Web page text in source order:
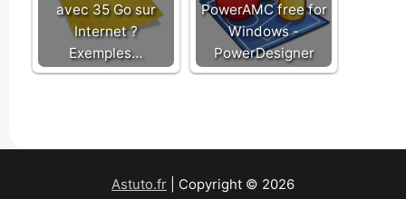
avec 35 Go sur
Internet ?
Exemples…
PowerAMC free for
Windows -
PowerDesigner
Astuto.fr | Copyright © 2026